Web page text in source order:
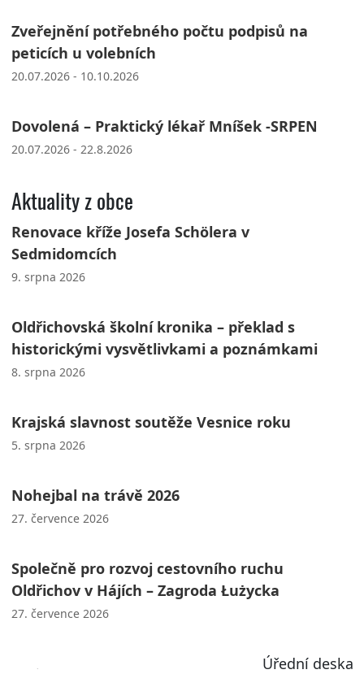
Zveřejnění potřebného počtu podpisů na
peticích u volebních
20.07.2026 - 10.10.2026
Dovolená – Praktický lékař Mníšek -SRPEN
20.07.2026 - 22.8.2026
Aktuality z obce
Renovace kříže Josefa Schölera v
Sedmidomcích
9. srpna 2026
Oldřichovská školní kronika – překlad s
historickými vysvětlivkami a poznámkami
8. srpna 2026
Krajská slavnost soutěže Vesnice roku
5. srpna 2026
Nohejbal na trávě 2026
27. července 2026
Společně pro rozvoj cestovního ruchu
Oldřichov v Hájích – Zagroda Łużycka
27. července 2026
Úřední deska